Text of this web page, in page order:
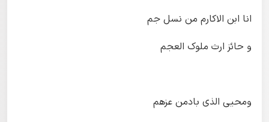
انا ابن الاکارم من نسل جم
و حائز ارث ملوک العجم
ومحیی الذی بادمن عزهم